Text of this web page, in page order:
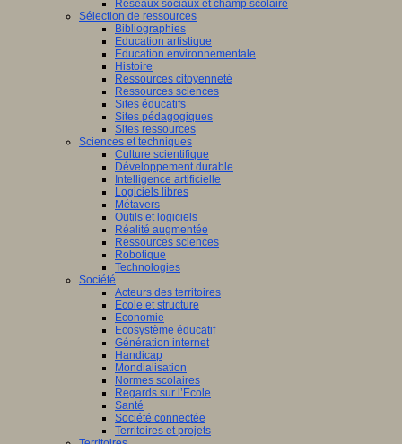
Réseaux sociaux et champ scolaire
Sélection de ressources
Bibliographies
Education artistique
Education environnementale
Histoire
Ressources citoyenneté
Ressources sciences
Sites éducatifs
Sites pédagogiques
Sites ressources
Sciences et techniques
Culture scientifique
Développement durable
Intelligence artificielle
Logiciels libres
Métavers
Outils et logiciels
Réalité augmentée
Ressources sciences
Robotique
Technologies
Société
Acteurs des territoires
Ecole et structure
Economie
Ecosystème éducatif
Génération internet
Handicap
Mondialisation
Normes scolaires
Regards sur l’Ecole
Santé
Société connectée
Territoires et projets